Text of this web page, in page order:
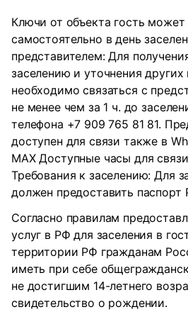
Ключи от объекта гость может
самостоятельно в день
представителем: Для
заселению и уточнения
необходимо связаться с
не менее чем за 1 ч. до
телефона +7 909 765 81 81.
доступен для связи также в
MAX Доступные часы для
Требования к заселению: Для
должен предоставить паспорт
Согласно правилам
услуг в РФ для заселения в
территории РФ гражданам
иметь при себе
не достигшим 14-летнего
свидетельство о рождении.